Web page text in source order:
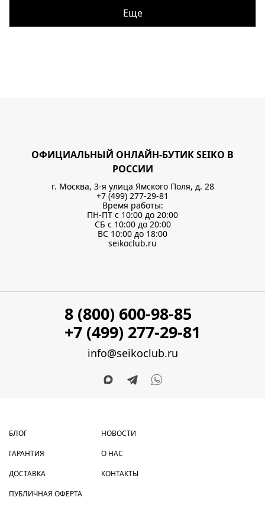
Еще
ОФИЦИАЛЬНЫЙ ОНЛАЙН-БУТИК SEIKO В
РОССИИ
г. Москва, 3-я улица Ямского Поля, д. 28
+7 (499) 277-29-81
Время работы:
ПН-ПТ с 10:00 до 20:00
СБ с 10:00 до 20:00
ВС 10:00 до 18:00
seikoclub.ru
8 (800) 600-98-85
+7 (499) 277-29-81
info@seikoclub.ru
БЛОГ
ГАРАНТИЯ
ДОСТАВКА
НОВОСТИ
О НАС
КОНТАКТЫ
ПУБЛИЧНАЯ ОФЕРТА